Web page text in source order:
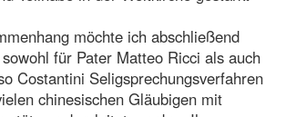
möchte ich abschließend
für Pater Matteo Ricci als auch
Costantini Seligsprechungsverfahren
chinesischen Gläubigen mit